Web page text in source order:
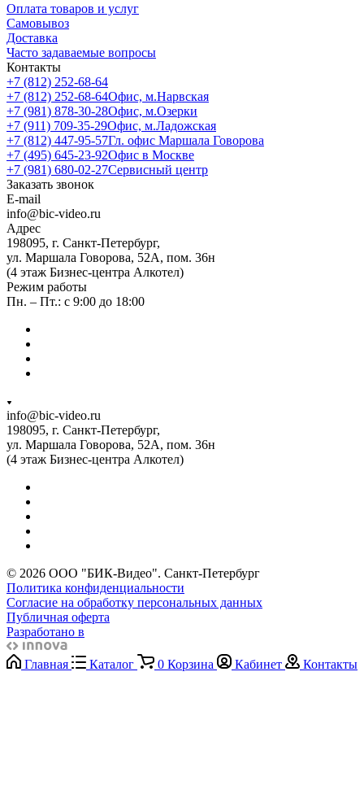
Оплата товаров и услуг
Самовывоз
Доставка
Часто задаваемые вопросы
Контакты
+7 (812) 252-68-64
+7 (812) 252-68-64Офис, м.Нарвская
+7 (981) 878-30-28Офис, м.Озерки
+7 (911) 709-35-29Офис, м.Ладожская
+7 (812) 447-95-57Гл. офис Маршала Говорова
+7 (495) 645-23-92Офис в Москве
+7 (981) 680-02-27Сервисный центр
Заказать звонок
E-mail
info@bic-video.ru
Адрес
198095, г. Санкт-Петербург,
ул. Маршала Говорова, 52А, пом. 36н
(4 этаж Бизнес-центра Алкотел)
Режим работы
Пн. – Пт.: с 9:00 до 18:00
info@bic-video.ru
198095, г. Санкт-Петербург,
ул. Маршала Говорова, 52А, пом. 36н
(4 этаж Бизнес-центра Алкотел)
© 2026 ООО "БИК-Видео". Санкт-Петербург
Политика конфиденциальности
Согласие на обработку персональных данных
Публичная оферта
Разработано в
Главная Каталог 0 Корзина Кабинет Контакты